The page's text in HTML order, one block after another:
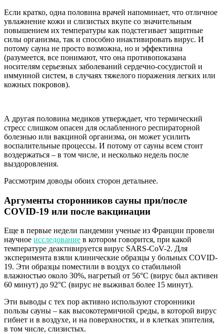
Если кратко, одна половина врачей напоминает, что отличное
увлажнение кожи и слизистых вкупе со значительным
повышением их температуры как подстегивает защитные
силы организма, так и способно инактивировать вирус. И
потому сауна не просто возможна, но и эффективна
(разумеется, все понимают, что она противопоказана
носителям серьезных заболеваний сердечно-сосудистой и
иммунной систем, в случаях тяжелого поражения легких или
кожных покровов).
А другая половина медиков утверждает, что термический
стресс слишком опасен для ослабленного респираторной
болезнью или вакциной организма, он может усилить
воспалительные процессы. И потому от сауны всем стоит
воздержаться – в том числе, и несколько недель после
выздоровления.
Рассмотрим доводы обоих сторон детальнее.
Аргументы сторонников сауны при/после
СOVID-19 или после вакцинации
Еще в первые недели пандемии ученые из Франции провели
научное исследование в котором говорится, при какой
температуре деактивируется вирус SARS-CoV-2. Для
эксперимента взяли клинические образцы у больных COVID-
19. Эти образцы поместили в воздух со стабильной
влажностью около 30%, нагретый от 56°C (вирус был активен
60 минут) до 92°C (вирус не выживал более 15 минут).
Эти выводы с тех пор активно используют сторонники
пользы сауны – как высокотермичной среды, в которой вирус
гибнет и в воздухе, и на поверхностях, и в клетках эпителия,
в том числе, слизистых.